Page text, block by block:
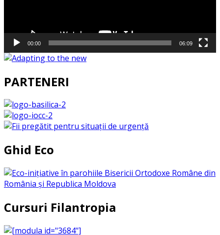
00:00 06:09
PARTENERI
Ghid Eco
Cursuri Filantropia